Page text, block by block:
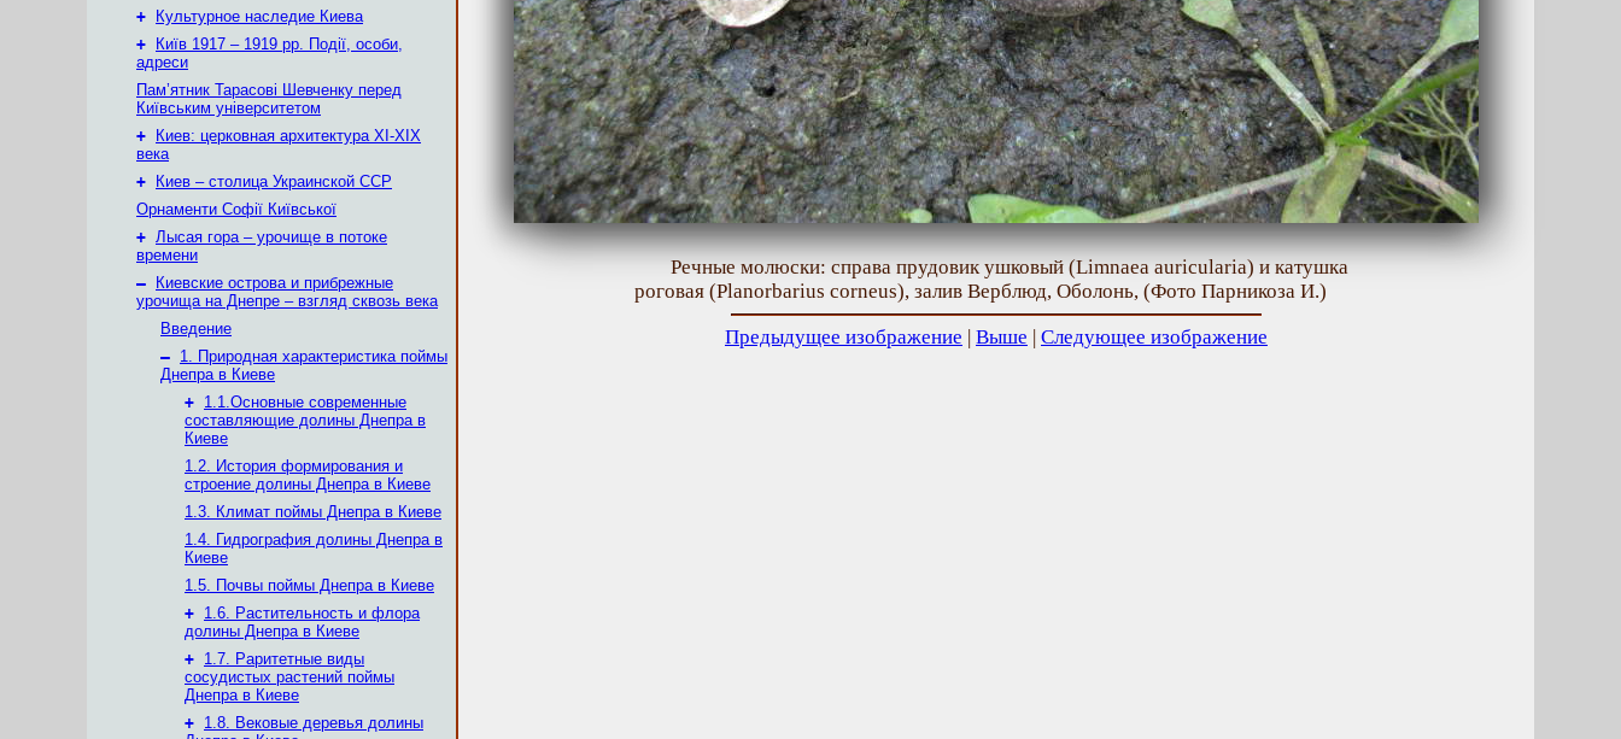
+
Культурное наследие Киева
+
Київ 1917 – 1919 рр. Події, особи,
адреси
Пам’ятник Тарасові Шевченку перед
Київським університетом
+
Киев: церковная архитектура XI-XIX
века
+
Киев – столица Украинской ССР
Орнаменти Софії Київської
+ Лысая гора – урочище в потоке
времени
–
Киевские острова и прибрежные
урочища на Днепре – взгляд сквозь века
Введение
– 1. Природная характеристика поймы
Днепра в Киеве
+ 1.1.Основные современные
составляющие долины Днепра в
Киеве
1.2. История формирования и
строение долины Днепра в Киеве
1.3. Климат поймы Днепра в Киеве
1.4. Гидрография долины Днепра в
Киеве
1.5. Почвы поймы Днепра в Киеве
+ 1.6. Растительность и флора
долины Днепра в Киеве
+ 1.7. Раритетные виды
сосудистых растений поймы
Днепра в Киеве
+ 1.8. Вековые деревья долины
Речные молюски: справа прудовик ушковый (Limnaea auricularia) и катушка
роговая (Planorbarius corneus), залив Верблюд, Оболонь, (Фото Парникоза И.)
Предыдущее изображение | Выше | Следующее изображение